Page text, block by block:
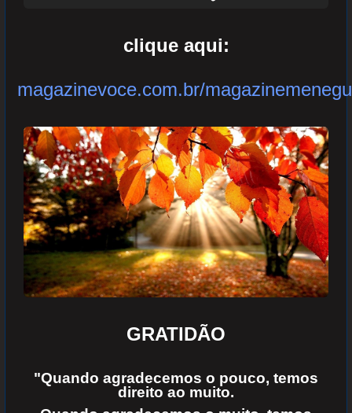
clique aqui:
magazinevoce.com.br/
GRATIDÃO
"Quando agradecemos o pouco, temos
direito ao muito.